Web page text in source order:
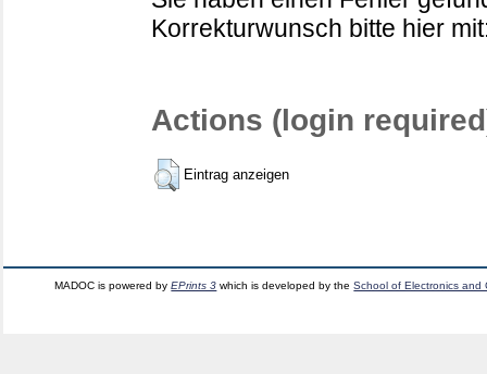
Korrekturwunsch bitte hier
Actions (login
Eintrag anzeigen
MADOC is powered byEPrints 3 which is developed by theSchool of Electronics and